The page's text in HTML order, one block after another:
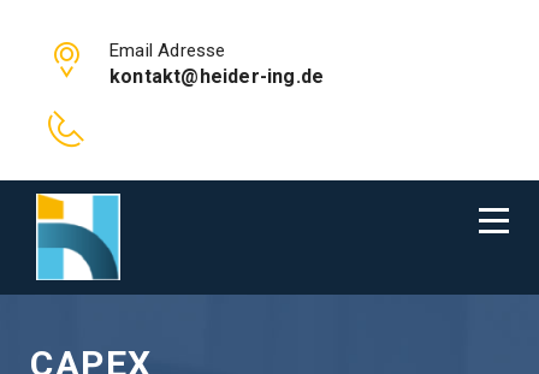
Email Adresse
kontakt@heider-ing.de
CAPEX